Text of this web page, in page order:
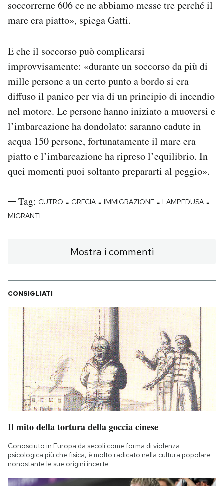
soccorrerne 606 ce ne abbiamo messe tre perché il
mare era piatto», spiega Gatti.
E che il soccorso può complicarsi
improvvisamente: «durante un soccorso da più di
mille persone a un certo punto a bordo si era
diffuso il panico per via di un principio di incendio
nel motore. Le persone hanno iniziato a muoversi e
l’imbarcazione ha dondolato: saranno cadute in
acqua 150 persone, fortunatamente il mare era
piatto e l’imbarcazione ha ripreso l’equilibrio. In
quei momenti puoi soltanto prepararti al peggio».
Tag: CUTRO - GRECIA - IMMIGRAZIONE - LAMPEDUSA -
MIGRANTI
Mostra i commenti
CONSIGLIATI
Il mito della tortura della goccia cinese
Conosciuto in Europa da secoli come forma di violenza
psicologica più che fisica, è molto radicato nella cultura popolare
nonostante le sue origini incerte